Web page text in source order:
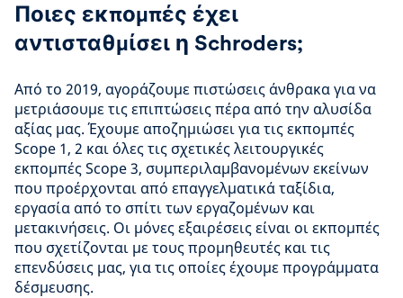
Ποιες εκπομπές έχει
αντισταθμίσει η Schroders;
Από το 2019, αγοράζουμε πιστώσεις άνθρακα για να
μετριάσουμε τις επιπτώσεις πέρα από την αλυσίδα
αξίας μας. Έχουμε αποζημιώσει για τις εκπομπές
Scope 1, 2 και όλες τις σχετικές λειτουργικές
εκπομπές Scope 3, συμπεριλαμβανομένων εκείνων
που προέρχονται από επαγγελματικά ταξίδια,
εργασία από το σπίτι των εργαζομένων και
μετακινήσεις. Οι μόνες εξαιρέσεις είναι οι εκπομπές
που σχετίζονται με τους προμηθευτές και τις
επενδύσεις μας, για τις οποίες έχουμε προγράμματα
δέσμευσης.